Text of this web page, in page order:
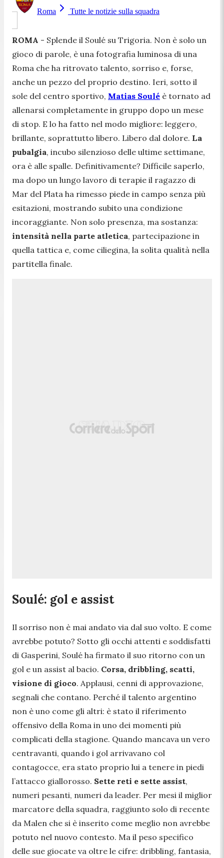
Roma Tutte le notizie sulla squadra
ROMA - Splende il Soulé su Trigoria. Non è solo un
gioco di parole, è una fotografia luminosa di una
Roma che ha ritrovato talento, sorriso e, forse,
anche un pezzo del proprio destino. Ieri, sotto il
sole del centro sportivo, Matias Soulé è tornato ad
allenarsi completamente in gruppo dopo un mese
di stop. E lo ha fatto nel modo migliore: leggero,
brillante, soprattutto libero. Libero dal dolore. La
pubalgia, incubo silenzioso delle ultime settimane,
ora è alle spalle. Definitivamente? Difficile saperlo,
ma dopo un lungo lavoro di terapie il ragazzo di
Mar del Plata ha rimesso piede in campo senza più
esitazioni, mostrando subito una condizione
incoraggiante. Non solo presenza, ma sostanza:
intensità nella parte atletica, partecipazione in
quella tattica e, come ciliegina, la solita qualità nella
partitella finale.
Soulé: gol e assist
Il sorriso non è mai andato via dal suo volto. E come
avrebbe potuto? Sotto gli occhi attenti e soddisfatti
di Gasperini, Soulé ha firmato il suo ritorno con un
gol e un assist al bacio. Corsa, dribbling, scatti,
visione di gioco. Applausi, cenni di approvazione,
segnali che contano. Perché il talento argentino
non è uno come gli altri: è stato il riferimento
offensivo della Roma in uno dei momenti più
complicati della stagione. Quando mancava un vero
centravanti, quando i gol arrivavano col
contagocce, era stato proprio lui a tenere in piedi
l’attacco giallorosso. Sette reti e sette assist,
numeri pesanti, numeri da leader. Per mesi il miglior
marcatore della squadra, raggiunto solo di recente
da Malen che si è inserito come meglio non avrebbe
potuto nel nuovo contesto. Ma il peso specifico
delle sue giocate va oltre le cifre: dribbling, fantasia,